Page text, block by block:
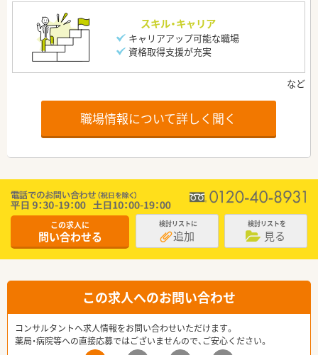
スキル・キャリア
キャリアアップ可能な職場
資格取得支援が充実
職場情報について詳しく聞く
この求人に
問い合わせる
検討リストに
追加
検討リストを
見る
この求人へのお問い合わせ
コンサルタントへ求人情報をお問い合わせいただけます。
薬局・病院等への直接応募ではございませんので、ご安心ください。